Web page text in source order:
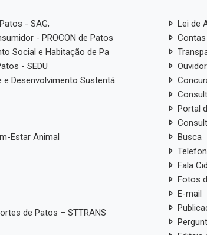
- SAG;
- PROCON de Patos
Social e Habitação de Pa
- SEDU
e Desenvolvimento Sustentá
Estar Animal
de Patos – STTRANS
Lei de
Contas
Portal
Busca
Fala
Fotos
E-mail